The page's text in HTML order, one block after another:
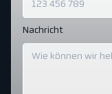
Nachricht